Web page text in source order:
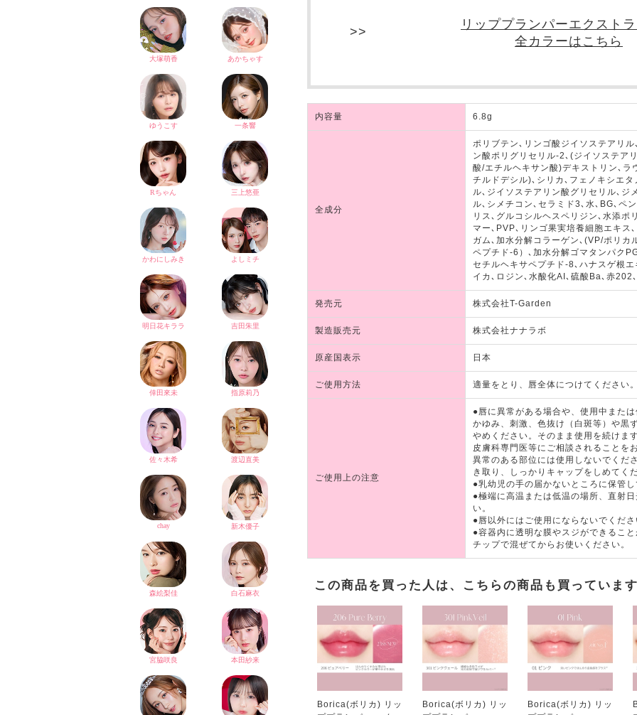
リッププランパーエクスト
全カラーはこちら
内容量 6.8g
全成分
ポリブテン､リンゴ酸ジイソステアリ
ン酸ポリグリセリル‐2､(ジイソステア
酸/エチルヘキサン酸)デキストリン､
チルドデシル)､シリカ､フェノキシエ
ル､ジイソステアリン酸グリセリル､ジ
ル､シメチコン､セラミド3､水､BG､ペ
リス､グルコシルヘスペリジン､水添ポ
マー､PVP､リンゴ果実培養細胞エキ
ガム､加水分解コラーゲン､(VP/ポリカ
ペプチド‐6）､加水分解ゴマタンパク
セチルヘキサペプチド‐8､ハナスゲ根
イカ､ロジン､水酸化AI､硫酸Ba､赤202
発売元 株式会社T-Garden
製造販売元 株式会社ナナラボ
原産国表示 日本
ご使用方法 適量をとり、唇全体につけてください
ご使用上の注意
●唇に異常がある場合や、使用中また
かゆみ、刺激、色抜け（白斑等）や黒
やめください。そのまま使用を続けま
皮膚科専門医等にご相談されることを
異常のある部位には使用しないでくだ
き取り、しっかりキャップをしめてく
●乳幼児の手の届かないところに保管
●極端に高温または低温の場所、直射
い。
●唇以外にはご使用にならないでくだ
●容器内に透明な膜やスジができるこ
チップで混ぜてからお使いください。
この商品を買った人は、こちらの商品も買っていま
Borica(ボリカ) リッ
Borica(ボリカ) リッ
Borica(ボリカ) リッ